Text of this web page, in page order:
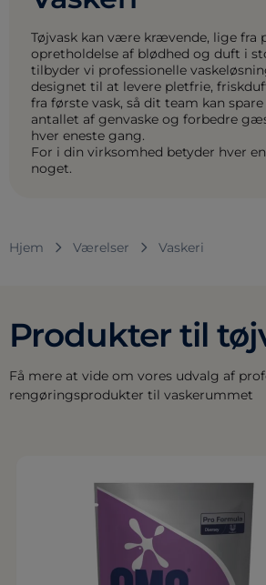
Tøjvask kan være krævende, lige fra
opretholdelse af blødhed og duft i
tilbyder vi professionelle
designet til at levere pletfrie,
fra første vask, så dit team kan
antallet af genvaske og forbedre
hver eneste gang.
For i din virksomhed betyder hver
noget.
Hjem Værelser Vaskeri
Produkter til
Få mere at vide om vores udvalg af
rengøringsprodukter til vaskerummet